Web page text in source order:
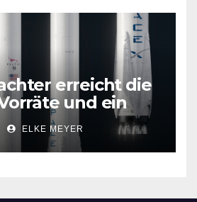
erreicht die
und ein
an
ELKE MEYER